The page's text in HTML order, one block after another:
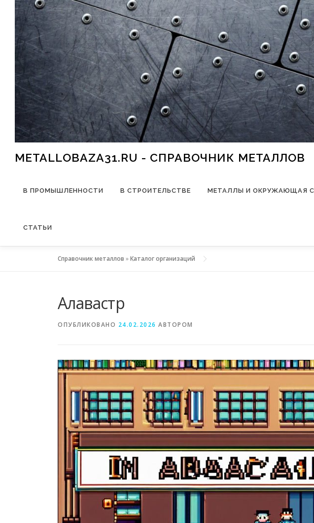
Перейти к содержимому
METALLOBAZA31.RU - СПРАВОЧНИК МЕТАЛЛОВ
В ПРОМЫШЛЕННОСТИ В СТРОИТЕЛЬСТВЕ МЕТАЛЛЫ И ОКРУЖАЮЩАЯ
СТАТЬИ
Справочник металлов »Каталог организаций
Алавастр
ОПУБЛИКОВАНО 24.02.2026 АВТОРОМ